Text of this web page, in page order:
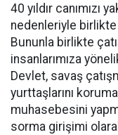
40 yıldır canımızı
nedenleriyle birlikte
Bununla birlikte
insanlarımıza
Devlet, savaş
yurttaşlarını
muhasebesini
sorma girişimi olarak